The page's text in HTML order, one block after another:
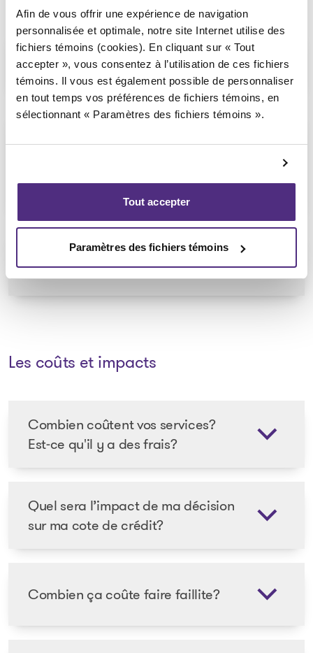
Afin de vous offrir une expérience de navigation
personnalisée et optimale, notre site Internet utilise des
fichiers témoins (cookies). En cliquant sur « Tout
accepter », vous consentez à l’utilisation de ces fichiers
témoins. Il vous est également possible de personnaliser
en tout temps vos préférences de fichiers témoins, en
sélectionnant « Paramètres des fichiers témoins ».
Tout accepter
Paramètres des fichiers témoins
Comment choisir mon syndic
autorisé en insolvabilité?
Est-ce que je dois déclarer toutes
mes dettes?
Les coûts et impacts
Combien coûtent vos services?
Est-ce qu'il y a des frais?
Quel sera l’impact de ma décision
sur ma cote de crédit?
Combien ça coûte faire faillite?